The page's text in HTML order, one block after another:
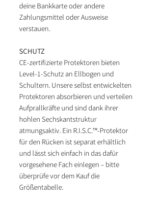
deine Bankkarte oder andere
Zahlungsmittel oder Ausweise
verstauen.
SCHUTZ
CE-zertifizierte Protektoren bieten
Level-1-Schutz an Ellbogen und
Schultern. Unsere selbst entwickelten
Protektoren absorbieren und verteilen
Aufprallkräfte und sind dank ihrer
hohlen Sechskantstruktur
atmungsaktiv. Ein R.I.S.C.™-Protektor
für den Rücken ist separat erhältlich
und lässt sich einfach in das dafür
vorgesehene Fach einlegen – bitte
überprüfe vor dem Kauf die
Größentabelle.